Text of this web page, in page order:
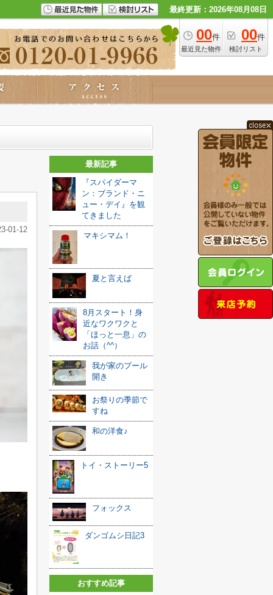
最終更新：2026年08月08日
00件
最近見た物件
00件
検討リスト
01-12
最新記事
『スパイダーマ
ン：ブランド・ニ
ュー・デイ』を観
てきました️
マキシマム！
夏と言えば
8月スタート！身
近なワクワクと
「ほっと一息」の
お話（^^）
我が家のプール
開き
お祭りの季節で
すね
和の洋食♪
トイ・ストーリー5
フォックス
ダンゴムシ日記3
おすすめ記事